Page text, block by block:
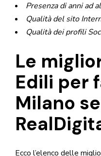
Presenza di anni ad
Qualità del sito
Qualità dei profili
Le
Edili per
Milano
Ecco l’elenco delle